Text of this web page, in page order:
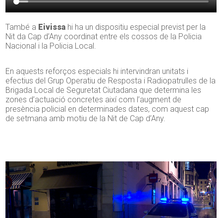
També a Eivissa hi ha un dispositiu especial previst per la
Nit da Cap d’Any coordinat entre els cossos de la Policia
Nacional i la Policia Local.
En aquests reforços especials hi intervindran unitats i
efectius del Grup Operatiu de Resposta i Radiopatrulles de la
Brigada Local de Seguretat Ciutadana que determina les
zones d’actuació concretes així com l’augment de
presència policial en determinades dates, com aquest cap
de setmana amb motiu de la Nit de Cap d’Any.